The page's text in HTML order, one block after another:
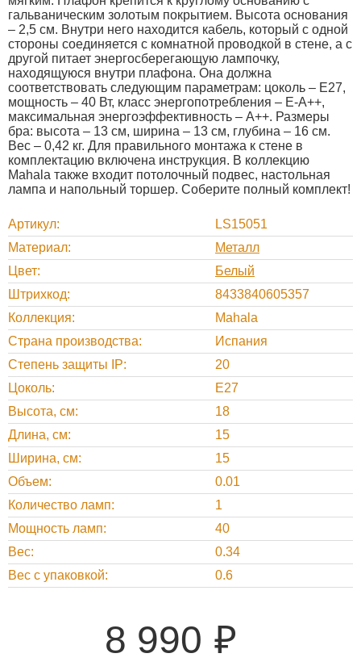
гальваническим золотым покрытием. Высота основания
– 2,5 см. Внутри него находится кабель, который с одной
стороны соединяется с комнатной проводкой в стене, а с
другой питает энергосберегающую лампочку,
находящуюся внутри плафона. Она должна
соответствовать следующим параметрам: цоколь – Е27,
мощность – 40 Вт, класс энергопотребления – Е-А++,
максимальная энергоэффективность – A++. Размеры
бра: высота – 13 см, ширина – 13 см, глубина – 16 см.
Вес – 0,42 кг. Для правильного монтажа к стене в
комплектацию включена инструкция. В коллекцию
Mahala также входит потолочный подвес, настольная
лампа и напольный торшер. Соберите полный комплект!
Артикул
LS15051
Материал
Металл
Цвет
Белый
Штрихкод
8433840605357
Коллекция
Mahala
Страна производства
Испания
Степень защиты IP
20
Цоколь
E27
Высота, cм
18
Длина, cм
15
Ширина, cм
15
Объем
0.01
Количество ламп
1
Мощность ламп
40
Вес
0.34
Вес с упаковкой
0.6
8 990